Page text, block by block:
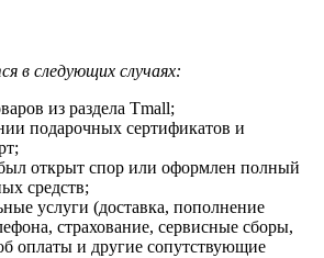
в следующих случаях:
из раздела Tmall;
подарочных сертификатов и
был открыт спор или оформлен полный
средств;
услуги (доставка, пополнение
страхование, сервисные сборы,
оплаты и другие сопутствующие